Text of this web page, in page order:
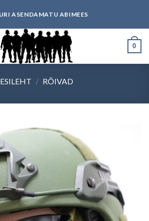
ASENDAMATU ABIMEES
0
ESILEHT / RÕIVAD